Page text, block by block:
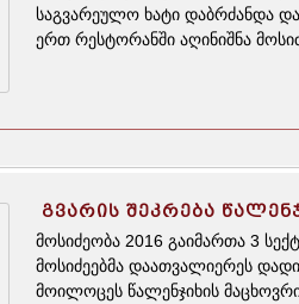
საგვარეულო ხატი დაბრძანდა
ერთ რესტორანში აღინიშნა
ᲒᲕᲐᲠᲘᲡ ᲨᲔᲙᲠᲔᲑᲐ
მოსიძეობა 2016 გაიმართა 3
მოსიძეებმა დაათვალიერეს
მოილოცეს წალენჯიხის